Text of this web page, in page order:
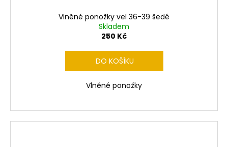
Vlněné ponožky vel 36-39 šedé
Skladem
250 Kč
DO KOŠÍKU
Vlněné ponožky